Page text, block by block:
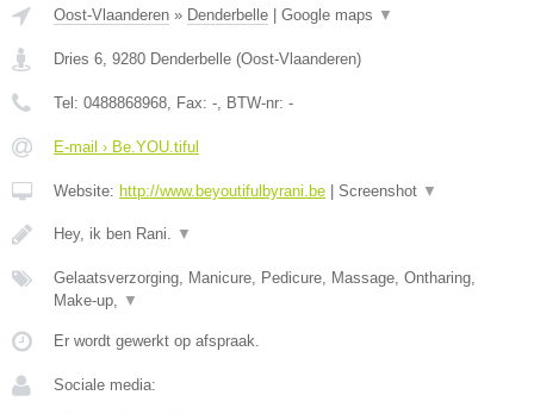
Oost-Vlaanderen » Denderbelle Google maps ▼
Dries 6, 9280 Denderbelle (Oost-Vlaanderen)
Tel: 0488868968, Fax: -, BTW-nr: -
E-mail › Be.YOU.tiful
Website: http://www.beyoutifulbyrani.be Screenshot ▼
Hey, ik ben Rani. ▼
Gelaatsverzorging, Manicure, Pedicure, Massage, Ontharing,
Make-up, ▼
Er wordt gewerkt op afspraak.
Sociale media: